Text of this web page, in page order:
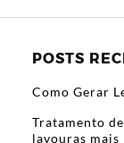
POSTS
Como Gerar
Tratamento
lavouras mais